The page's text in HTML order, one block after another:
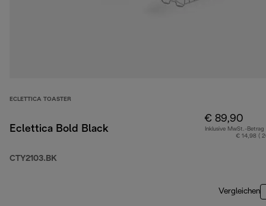
ECLETTICA TOASTER
Eclettica Bold Black
CTY2103.BK
€ 89,90
Inklusive MwSt.-Betrag
€ 14,98 (
Vergleichen